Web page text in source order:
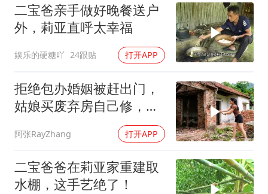
二宝爸亲手做好晚餐送户
外，莉亚直呼太幸福
娱乐的硬糖吖 24跟贴 打开APP
拒绝包办婚姻被赶出门，
姑娘买废弃房自己修，变
阿张RayZhang 打开APP
二宝爸爸在莉亚家重建取
水棚，这手艺绝了！